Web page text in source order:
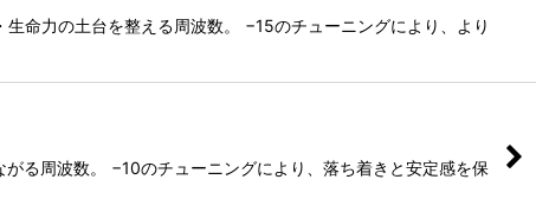
命力の土台を整える周波数。 −15のチューニングにより、より
る周波数。 −10のチューニングにより、落ち着きと安定感を保